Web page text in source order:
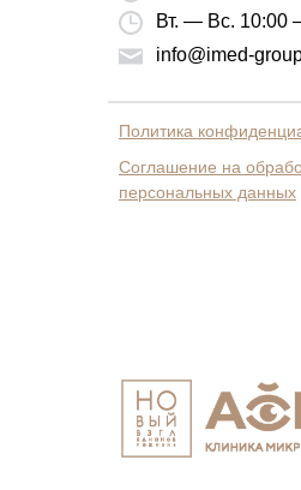
Вт. — Вс. 10:00
info@imed-
Политика
Соглашение на
персональных данных